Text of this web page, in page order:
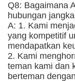
Q8: Bagaimana
hubungan
A: 1. Kami
yang kompetitif
mendapatkan
2. Kami
teman kami dan
berteman